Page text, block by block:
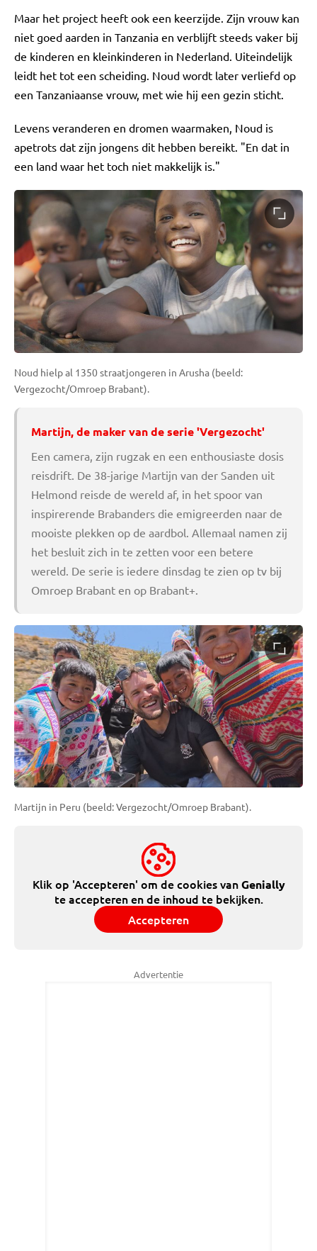
Maar het project heeft ook een keerzijde. Zijn vrouw kan
niet goed aarden in Tanzania en verblijft steeds vaker bij
de kinderen en kleinkinderen in Nederland. Uiteindelijk
leidt het tot een scheiding. Noud wordt later verliefd op
een Tanzaniaanse vrouw, met wie hij een gezin sticht.
Levens veranderen en dromen waarmaken, Noud is
apetrots dat zijn jongens dit hebben bereikt. "En dat in
een land waar het toch niet makkelijk is."
Noud hielp al 1350 straatjongeren in Arusha (beeld:
Vergezocht/Omroep Brabant).
Martijn, de maker van de serie 'Vergezocht'
Een camera, zijn rugzak en een enthousiaste dosis
reisdrift. De 38-jarige Martijn van der Sanden uit
Helmond reisde de wereld af, in het spoor van
inspirerende Brabanders die emigreerden naar de
mooiste plekken op de aardbol. Allemaal namen zij
het besluit zich in te zetten voor een betere
wereld. De serie is iedere dinsdag te zien op tv bij
Omroep Brabant en op Brabant+.
Martijn in Peru (beeld: Vergezocht/Omroep Brabant).
Klik op 'Accepteren' om de cookies vanGenially
te accepteren en de inhoud te bekijken.
Accepteren
Advertentie